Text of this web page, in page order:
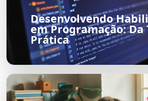
Desenvolvendo
em Programação: Da
Prática